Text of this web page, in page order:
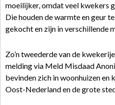
moeilijker, omdat veel kwekers
Die houden de warmte en geur
gekocht en zijn in verschillende
Zo’n tweederde van de
melding via Meld Misdaad
bevinden zich in woonhuizen en
Oost-Nederland en de grote